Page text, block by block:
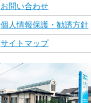
お問い合わせ
個人情報保護・勧誘方針
サイトマップ